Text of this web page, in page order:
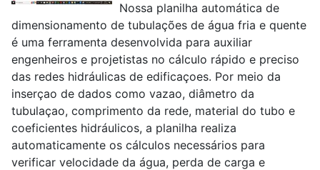
Nossa planilha automática de
dimensionamento de tubulações de água fria e quente
é uma ferramenta desenvolvida para auxiliar
engenheiros e projetistas no cálculo rápido e preciso
das redes hidráulicas de edificaçoes. Por meio da
inserçao de dados como vazao, diâmetro da
tubulaçao, comprimento da rede, material do tubo e
coeficientes hidráulicos, a planilha realiza
automaticamente os cálculos necessários para
verificar velocidade da água, perda de carga e